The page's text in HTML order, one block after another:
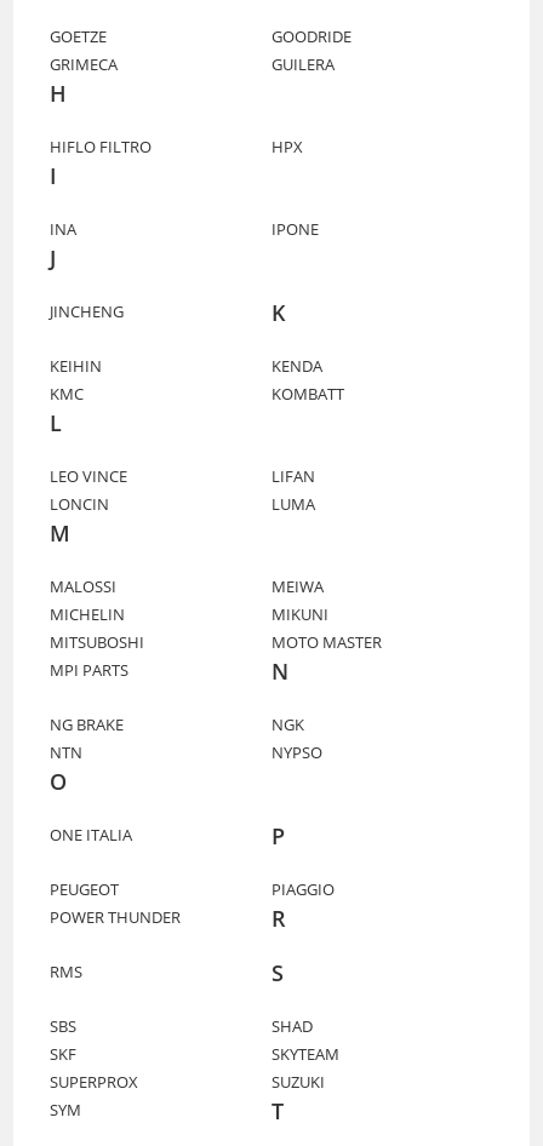
GOETZE
GOODRIDE
GRIMECA
GUILERA
H
HIFLO FILTRO HPX
I
INA IPONE
J
JINCHENG K
KEIHIN
KENDA
KMC
KOMBATT
L
LEO VINCE
LIFAN
LONCIN
LUMA
M
MALOSSI
MEIWA
MICHELIN
MIKUNI
MITSUBOSHI
MOTO MASTER
MPI PARTS
N
NG BRAKE
NGK
NTN
NYPSO
O
ONE ITALIA P
PEUGEOT
PIAGGIO
POWER THUNDER
R
RMS S
SBS
SHAD
SKF
SKYTEAM
SUPERPROX
SUZUKI
SYM
T